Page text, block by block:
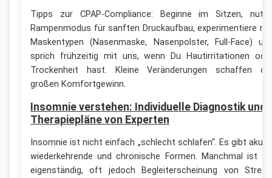
Tipps zur CPAP-Compliance: Beginne im Sitzen,
Rampenmodus für sanften Druckaufbau, experimentiere
Maskentypen (Nasenmaske, Nasenpolster, Full-Face)
sprich frühzeitig mit uns, wenn Du Hautirritationen
Trockenheit hast. Kleine Veränderungen schaffen
großen Komfortgewinn.
Insomnie verstehen: Individuelle Diagnostik und
Therapiepläne von Experten
Insomnie ist nicht einfach „schlecht schlafen“. Es gibt
wiederkehrende und chronische Formen. Manchmal ist
eigenständig, oft jedoch Begleiterscheinung von